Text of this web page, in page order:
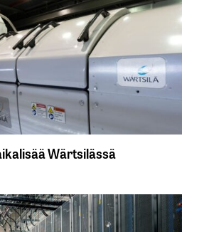
Wärtsilässä